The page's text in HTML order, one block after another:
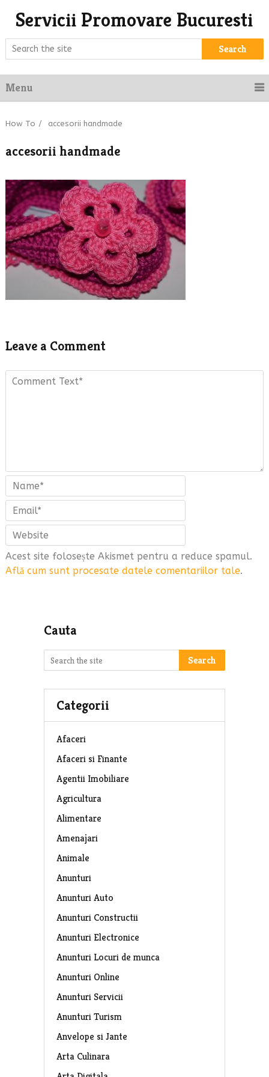
Servicii Promovare Bucuresti
Search
Menu
How To / accesorii handmade
accesorii handmade
Leave a Comment
Acest site folosește Akismet pentru a reduce spamul.
Află cum sunt procesate datele comentariilor tale.
Cauta
Search
Categorii
Afaceri
Afaceri si Finante
Agentii Imobiliare
Agricultura
Alimentare
Amenajari
Animale
Anunturi
Anunturi Auto
Anunturi Constructii
Anunturi Electronice
Anunturi Locuri de munca
Anunturi Online
Anunturi Servicii
Anunturi Turism
Anvelope si Jante
Arta Culinara